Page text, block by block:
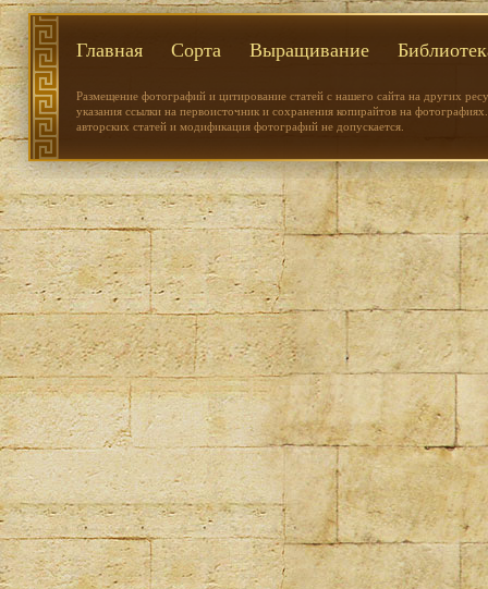
Главная Сорта Выращивание
Размещение фотографий и цитирование статей с нашего сайта на других
указания ссылки на первоисточник и сохранения копирайтов на
авторских статей и модификация фотографий не допускается.